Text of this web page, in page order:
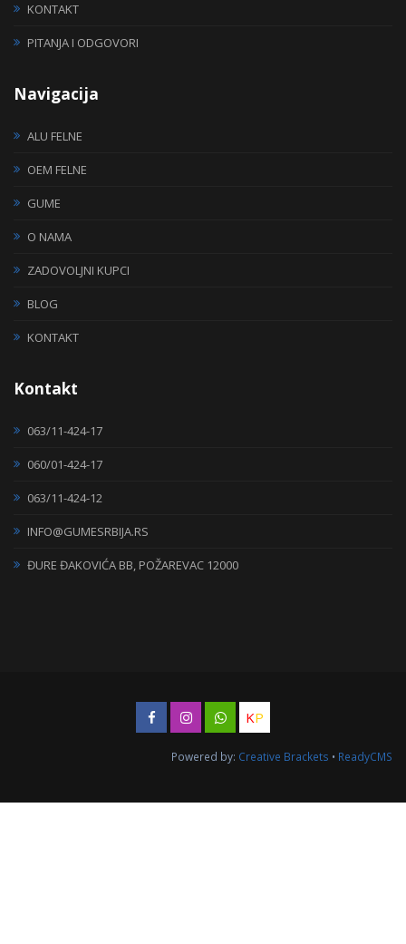
KONTAKT
PITANJA I ODGOVORI
Navigacija
ALU FELNE
OEM FELNE
GUME
O NAMA
ZADOVOLJNI KUPCI
BLOG
KONTAKT
Kontakt
063/11-424-17
060/01-424-17
063/11-424-12
INFO@GUMESRBIJA.RS
ĐURE ĐAKOVIĆA BB, POŽAREVAC 12000
KP
Powered by: Creative Brackets • ReadyCMS